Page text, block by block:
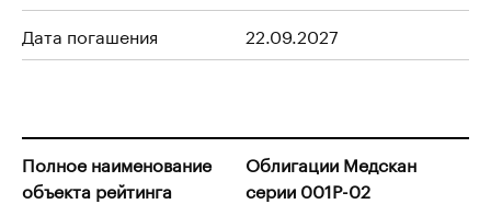
Дата погашения
22.09.2027
Полное наименование
объекта рейтинга
Облигации Медскан
серии 001P-02